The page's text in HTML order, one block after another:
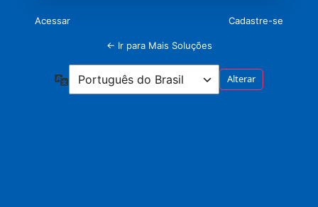
Acessar Cadastre-se
← Ir para Mais Soluções
Idioma